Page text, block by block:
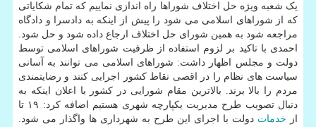
یک شعبه ویژه حل اختلاف شوراها راه اندازی نماییم که تمام شکایاتی
که از شوراهای اسلامی می شود را پیش از اینکه به دادسرا و دادگاه
مراجعه شود به همین شورای حل اختلاف ارجاع داده شود و حل شود.
احمدی با تاکید بر لزوم استفاده از ظرفیت شوراهای اسلامی توسط
دولت و مجلس اظهار داشت: شوراهای اسلامی می توانند به آسانی
سیاست های نظام را در اقصی نقاط کشور اجرایی کنند و رضایتمندی
مردم را بالا برند. بالاترین مقام شورایی در کشور با اعلان اینکه به
دنبال تصویب طرح مدیریت یکپارچه شهری هستیم اضافه کرد: ۱۹ تا
از خدمات دولت با اجرای این طرح به شهرداری ها واگذار می شود.